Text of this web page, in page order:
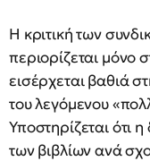
Η κριτική των
περιορίζεται μόνο
εισέρχεται βαθιά
του λεγόμενου
Υποστηρίζεται ότι
των βιβλίων ανά